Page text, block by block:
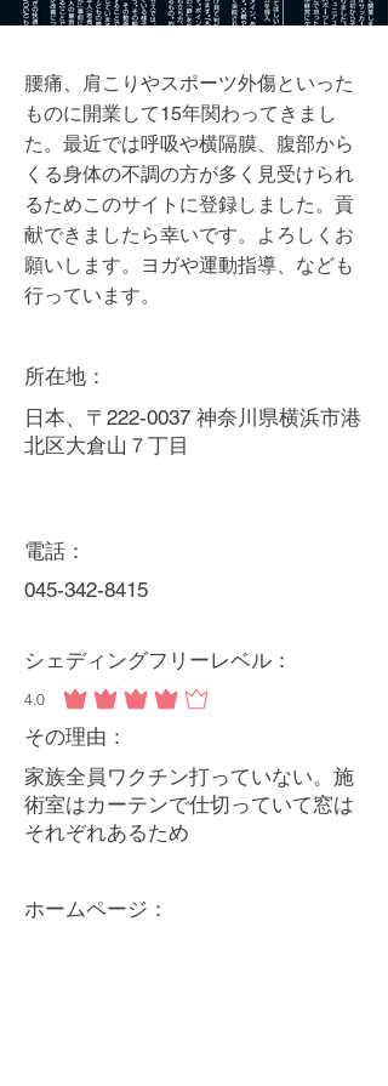
腰痛、肩こりやスポーツ外傷といった
ものに開業して15年関わってきまし
た。最近では呼吸や横隔膜、腹部から
くる身体の不調の方が多く見受けられ
るためこのサイトに登録しました。貢
献できましたら幸いです。よろしくお
願いします。ヨガや運動指導、なども
行っています。
所在地：
日本、〒222-0037 神奈川県横浜市港
北区大倉山７丁目
電話：
045-342-8415
シェディングフリーレベル：
4.0
平均評価 4 /5
その理由：
家族全員ワクチン打っていない。施
術室はカーテンで仕切っていて窓は
それぞれあるため
ホームページ：